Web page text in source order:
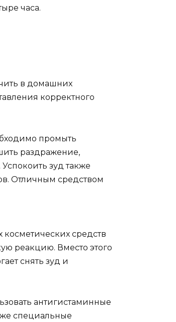
часа.
в домашних
корректного
промыть
раздражение,
зуд также
Отличным средством
средств
реакцию. Вместо этого
снять зуд и
антигистаминные
специальные